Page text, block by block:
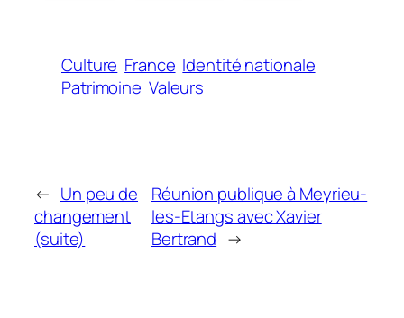
Culture France Identité nationale
Patrimoine Valeurs
← Un peu de
changement
(suite)
Réunion publique à Meyrieu-
les-Etangs avec Xavier
Bertrand →